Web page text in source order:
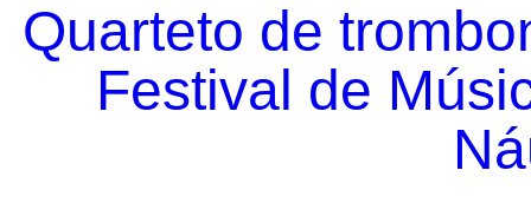
Quarteto de
Festival de